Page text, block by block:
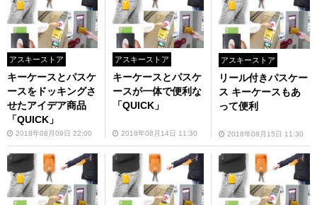
アスキーストア
キーケースとパスケ
ースをドッキングさ
せたアイデア商品
「QUICK」
2018年08月09日 22:00
アスキーストア
キーケースとパスケ
ースが一体で便利な
「QUICK」
2018年08月14日 11:30
アスキーストア
リール付きパスケー
ス キーケースもあ
って便利
2018年08月15日 11:30